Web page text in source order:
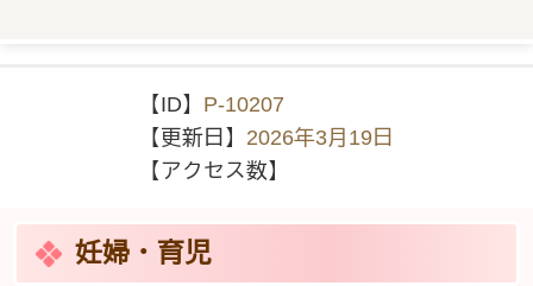
【ID】 P-10207
【更新日】 2026年3月19日
【アクセス数】
妊婦・育児